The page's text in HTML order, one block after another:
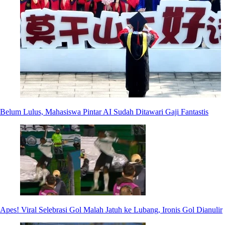
Belum Lulus, Mahasiswa Pintar AI Sudah Ditawari Gaji Fantastis
Apes! Viral Selebrasi Gol Malah Jatuh ke Lubang, Ironis Gol Dianulir